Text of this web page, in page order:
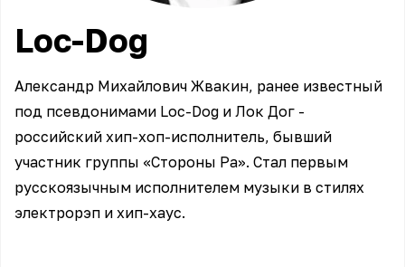
Loc-Dog
Александр Михайлович Жвакин, ранее известный
под псевдонимами Loc-Dog и Лок Дог -
российский хип-хоп-исполнитель, бывший
участник группы «Стороны Ра». Стал первым
русскоязычным исполнителем музыки в стилях
электрорэп и хип-хаус.